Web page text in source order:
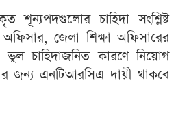
শূন্যপদগুলোর চাহিদা সংশ্লিষ্ট
জেলা শিক্ষা অফিসারের
চাহিদাজনিত কারণে নিয়োগ
জন্য এনটিআরসিএ দায়ী থাকবে